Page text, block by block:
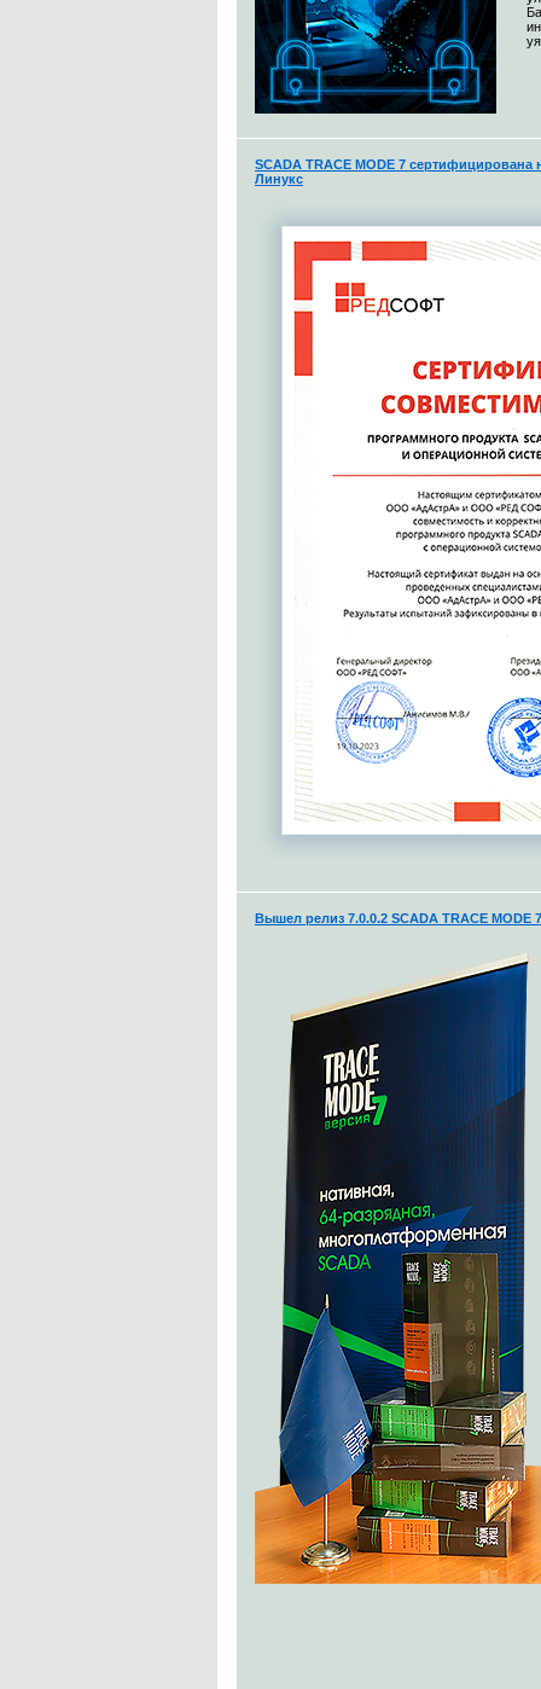
SCADA TRACE MODE 7
Линукс
Вышел релиз 7.0.0.2 SCADA TRACE MODE 7